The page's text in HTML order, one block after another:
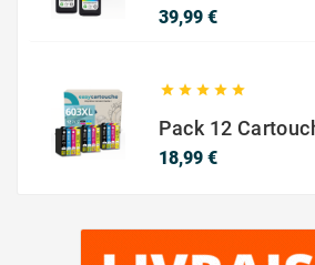
39,99 €Prix
    
18,99 €Prix